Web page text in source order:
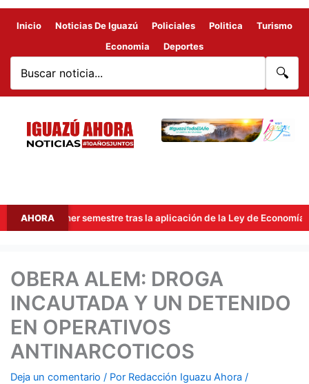
Inicio Noticias De Iguazú Policiales Politica
Turismo
Economia
Deportes
🔍
AHORA
primer semestre tras la aplicación de la Ley de Economía del
OBERA ALEM: DROGA
INCAUTADA Y UN DETENIDO
EN OPERATIVOS
ANTINARCOTICOS
Deja un comentario / Por Redacción Iguazu Ahora /